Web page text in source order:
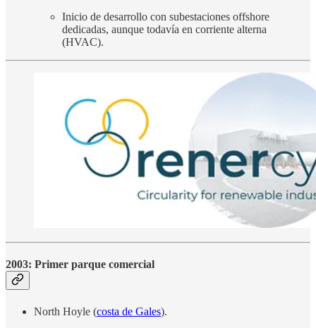
Inicio de desarrollo con subestaciones offshore
dedicadas, aunque todavía en corriente alterna
(HVAC).
2003: Primer parque comercial
North Hoyle (costa de Gales).